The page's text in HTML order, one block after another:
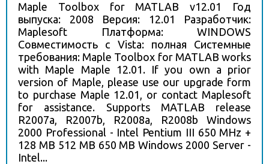
Maple Toolbox for MATLAB v12.01 Год
выпуска: 2008 Версия: 12.01 Разработчик:
Maplesoft Платформа: WINDOWS
Совместимость с Vista: полная Системные
требования: Maple Toolbox for MATLAB works
with Maple Maple 12.01. If you own a prior
version of Maple, please use our upgrade form
to purchase Maple 12.01, or contact Maplesoft
for assistance. Supports MATLAB release
R2007a, R2007b, R2008a, R2008b Windows
2000 Professional - Intel Pentium III 650 MHz +
128 MB 512 MB 650 MB Windows 2000 Server -
Intel...